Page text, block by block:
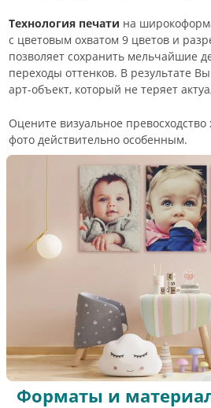
Технология печати на
с цветовым охватом 9 цветов и
позволяет сохранить мельчайшие
переходы оттенков. В результате
арт-объект, который не теряет
Оцените визуальное превосходство
фото действительно особенным.
Форматы и